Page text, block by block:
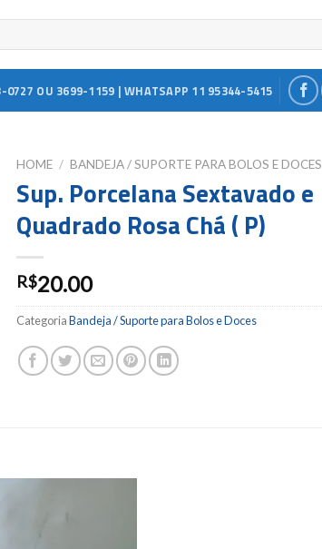
0727 OU 3699-1159 | WHATSAPP 11 95344-5415
HOME / BANDEJA / SUPORTE PARA BOLOS E DOCES
Sup. Porcelana Sextavado e
Quadrado Rosa Chá ( P)
R$20.00
CategoriaBandeja / Suporte para Bolos e Doces